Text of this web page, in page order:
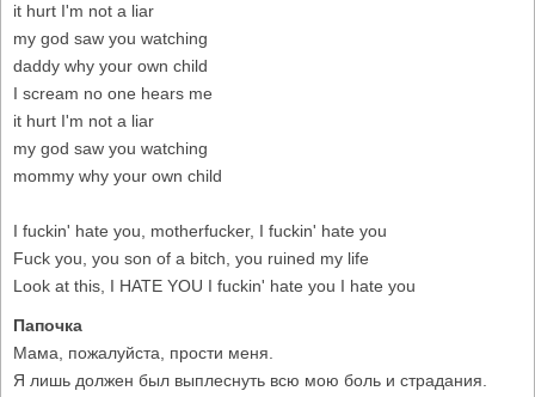
it hurt I'm not a liar
my god saw you watching
daddy why your own child
I scream no one hears me
it hurt I'm not a liar
my god saw you watching
mommy why your own child
I fuckin' hate you, motherfucker, I fuckin' hate you
Fuck you, you son of a bitch, you ruined my life
Look at this, I HATE YOU I fuckin' hate you I hate you
Папочка
Мама, пожалуйста, прости меня.
Я лишь должен был выплеснуть всю мою боль и страдания.